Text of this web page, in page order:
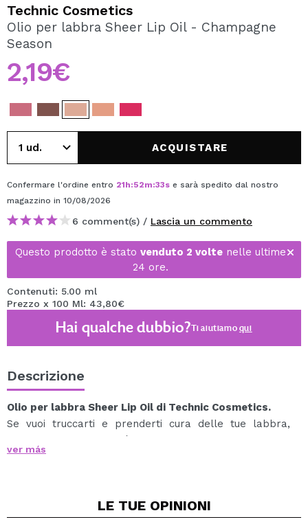
Creando un account su Maquibeauty.it potrai fare i tuoi
acquisti velocemente, controllare lo stato dei tuoi ordini e
CREARE UN ACCOUNT
Technic Cosmetics
Olio per labbra Sheer Lip Oil - Champagne
Season
2,19€
ACQUISTARE
Confermare l'ordine entro 21h:52m:33s e sarà spedito dal nostro
magazzino in 10/08/2026
6 comment(s) / Lascia un commento
Questo prodotto è stato venduto 2 volte nelle ultime
24 ore.
Contenuti: 5.00 ml
Prezzo x 100 Ml: 43,80€
Hai qualche dubbio?Ti aiutiamoqui
Descrizione
Olio per labbra Sheer Lip Oil di Technic Cosmetics.
Se vuoi truccarti e prenderti cura delle tue labbra,
questo olio per labbra è quello che stai cercando.
Arricchito con olio labbra nutriente con vitamina E,
ver más
LE TUE OPINIONI